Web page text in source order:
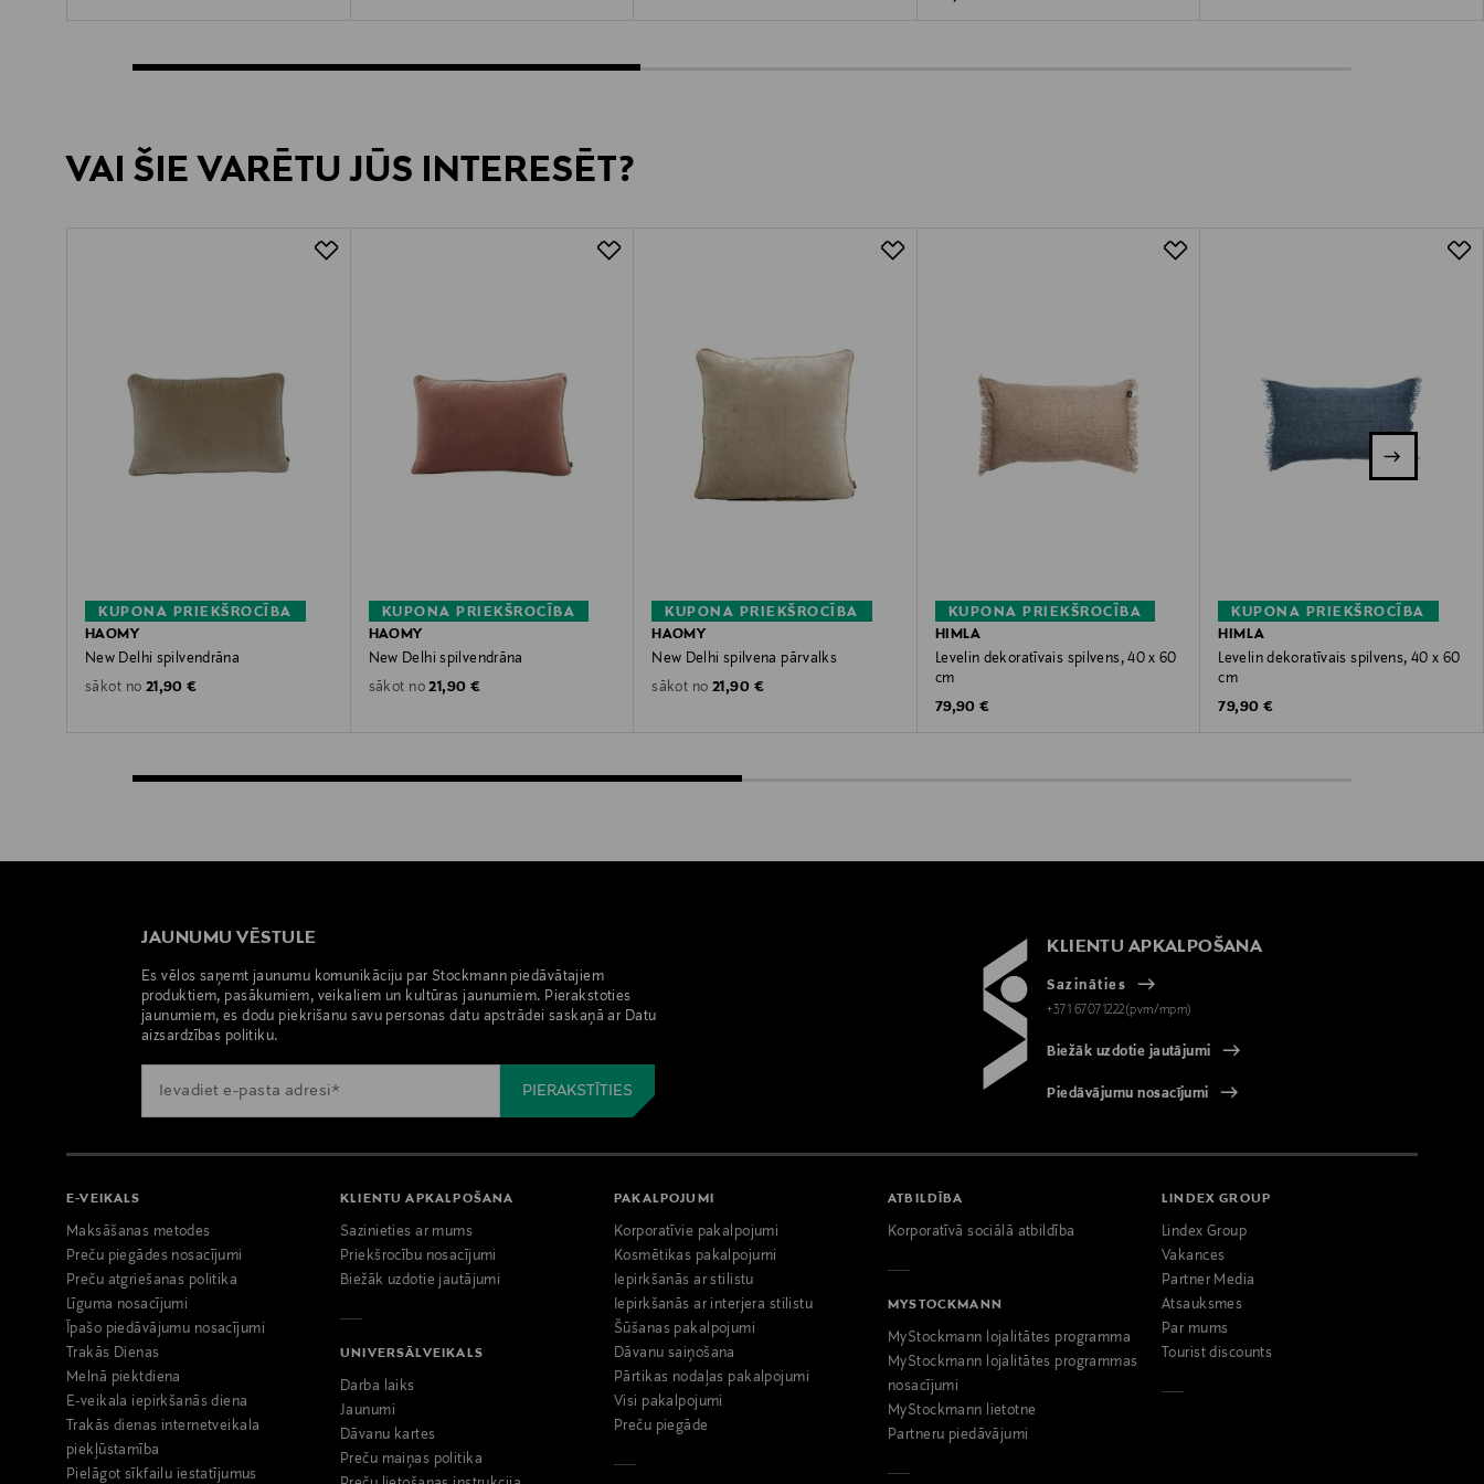
VAI ŠIE VARĒTU JŪS INTERESĒT?
KUPONA PRIEKŠROCĪBA
HAOMY
New Delhi spilvendrāna
sākot no Original Price
21,90 €
KUPONA PRIEKŠROCĪBA
HAOMY
New Delhi spilvendrāna
sākot no Original Price
21,90 €
KUPONA PRIEKŠROCĪBA
HAOMY
New Delhi spilvena pārvalks
sākot no Original Price
21,90 €
KUPONA PRIEKŠROCĪBA
HIMLA
Levelin dekoratīvais spilvens, 40 x 60
cm
Original Price
79,90 €
KUPONA PRIEKŠROCĪBA
HIMLA
Levelin dekoratīvais spilvens, 40 x 60
cm
Original Price
79,90 €
JAUNUMU VĒSTULE
Es vēlos saņemt jaunumu komunikāciju par Stockmann piedāvātajiem
produktiem, pasākumiem, veikaliem un kultūras jaunumiem. Pierakstoties
jaunumiem, es dodu piekrišanu savu personas datu apstrādei saskaņā ar Datu
aizsardzības politiku.
KLIENTU APKALPOŠANA
Sazināties
+371 67071222(pvm/mpm)
Biežāk uzdotie jautājumi
Piedāvājumu nosacījumi
E-VEIKALS
Maksāšanas metodes
Preču piegādes nosacījumi
Preču atgriešanas politika
Līguma nosacījumi
Īpašo piedāvājumu nosacījumi
Trakās Dienas
Melnā piektdiena
E-veikala iepirkšanās diena
Trakās dienas internetveikala
piekļūstamība
Pielāgot sīkfailu iestatījumus
KLIENTU APKALPOŠANA
Sazinieties ar mums
Priekšrocību nosacījumi
Biežāk uzdotie jautājumi
UNIVERSĀLVEIKALS
Darba laiks
Jaunumi
Dāvanu kartes
Preču maiņas politika
PAKALPOJUMI
Korporatīvie pakalpojumi
Kosmētikas pakalpojumi
Iepirkšanās ar stilistu
Iepirkšanās ar interjera stilistu
Šūšanas pakalpojumi
Dāvanu saiņošana
Pārtikas nodaļas pakalpojumi
Visi pakalpojumi
Preču piegāde
ATBILDĪBA
Korporatīvā sociālā atbildība
MYSTOCKMANN
MyStockmann lojalitātes programma
MyStockmann lojalitātes programmas
nosacījumi
MyStockmann lietotne
Partneru piedāvājumi
LINDEX GROUP
Lindex Group
Vakances
Partner Media
Atsauksmes
Par mums
Tourist discounts